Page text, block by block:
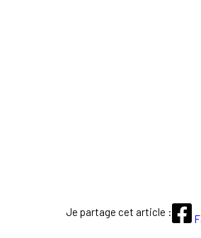
Je partage cet article :